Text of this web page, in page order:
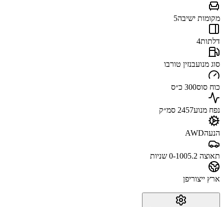
מקומות ישיבה5
דלתות4
סוג מנועבנזין טורבו
כוח סוס300 כ״ס
נפח מנוע2457 סמ״ק
הנעהAWD
תאוצה 0-100 5.2 שניות
ארץ ייצוריפן